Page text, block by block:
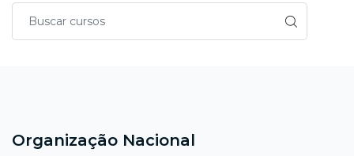
Organização Nacional